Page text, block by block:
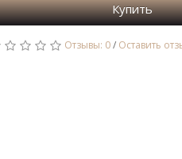
Купить
Отзывы: 0/ Оставить